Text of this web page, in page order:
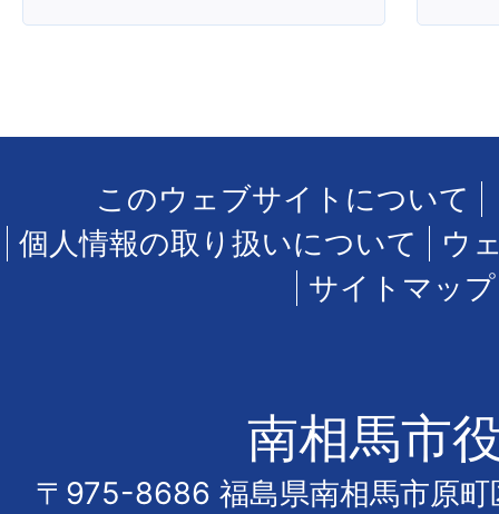
このウェブサイトについて
個人情報の取り扱いについて
ウ
サイトマップ
南相馬市
〒975-8686 福島県南相馬市原町